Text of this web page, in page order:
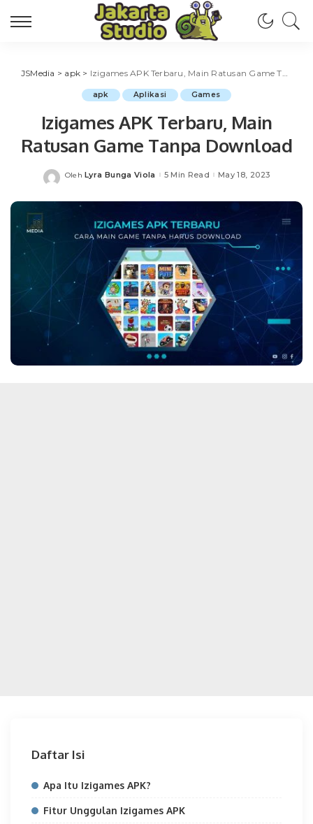
JSMedia > apk > Izigames APK Terbaru, Main Ratusan Game Tanpa Download
apk Aplikasi Games
Izigames APK Terbaru, Main
Ratusan Game Tanpa Download
Posted
Oleh Lyra Bunga Viola 5 Min Read May 18, 2023
Daftar Isi
Apa Itu Izigames APK?
Fitur Unggulan Izigames APK